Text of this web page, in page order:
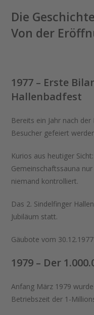
Die
Von der
1977 – Erste
Hallenbadfest
Bereits ein Jahr nach
Besucher gefeiert
Kurios aus heutiger
Gemeinschaftssauna
niemand kontrolliert.
Das 2. Sindelfinger
Jubiläum statt.
Gäubote vom 30.12.1977
1979 – Der
Anfang März 1979
Betriebszeit der 1-